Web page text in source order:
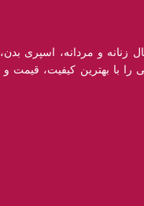
زنانه و مردانه، اسپری بدن،
را با بهترین کیفیت، قیمت و